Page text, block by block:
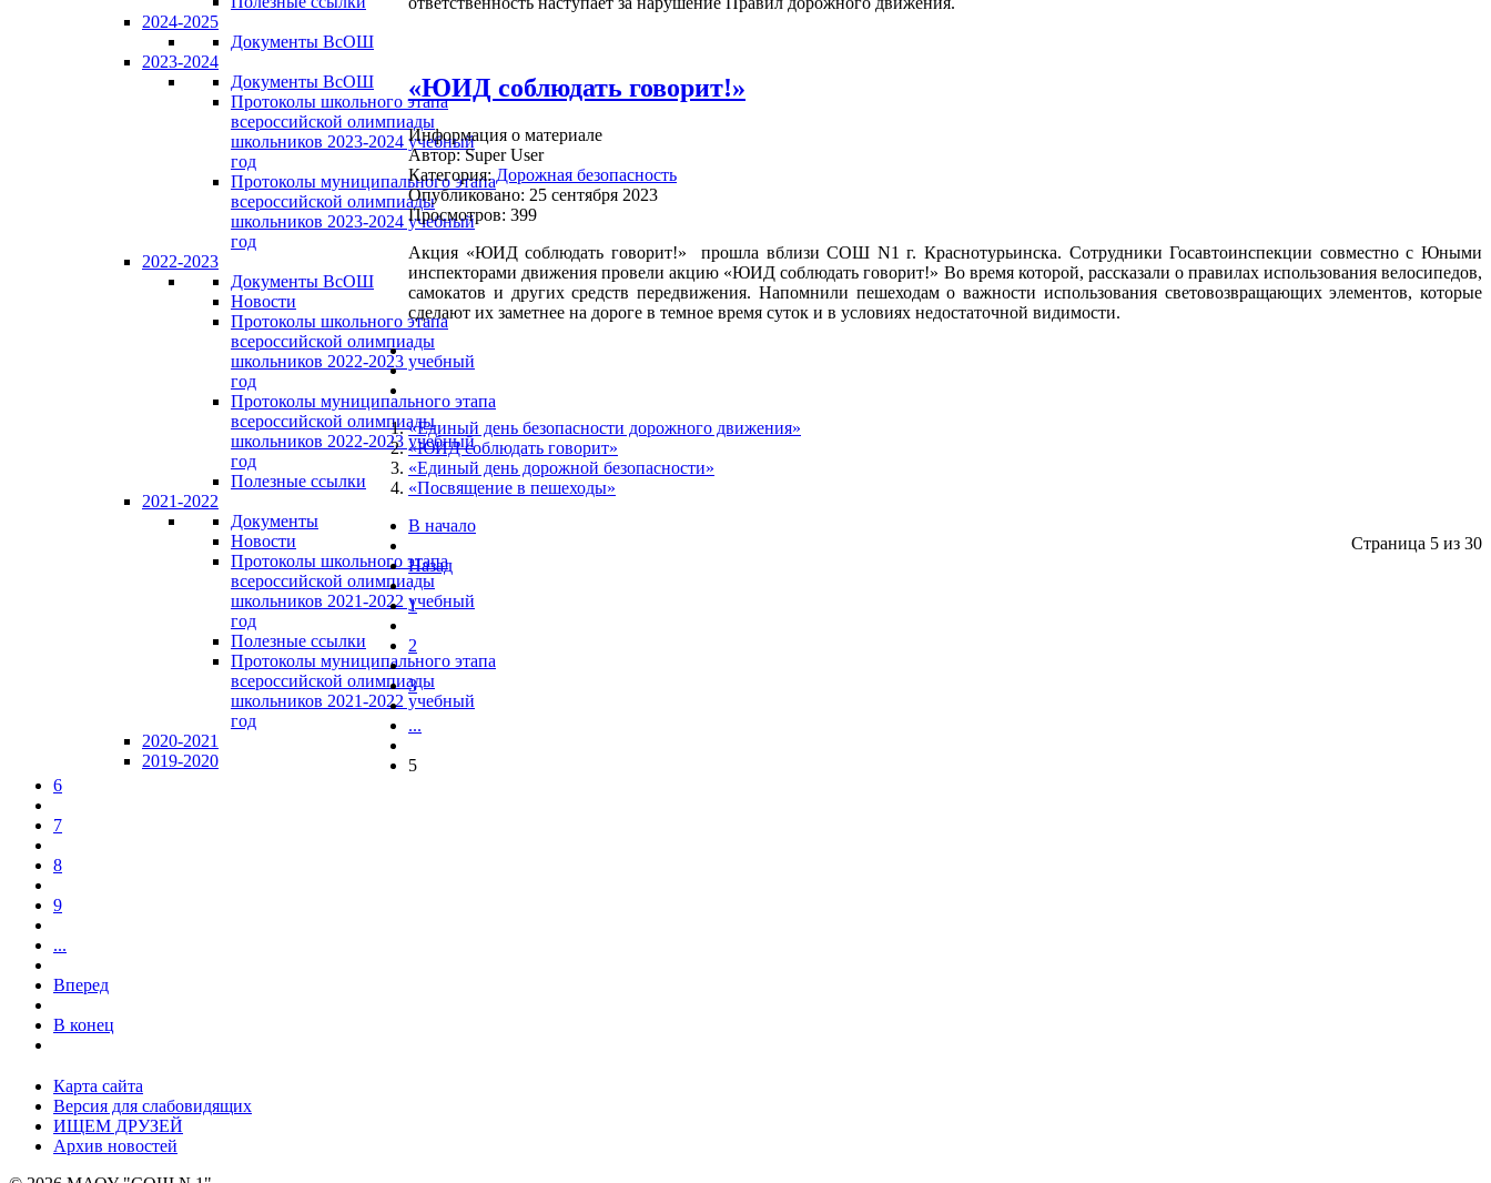
2024-2025
Документы ВсОШ
2023-2024
Документы ВсОШ
Протоколы школьного этапа
всероссийской олимпиады
школьников 2023-2024 учебный
год
Протоколы муниципального этапа
всероссийской олимпиады
школьников 2023-2024 учебный
год
2022-2023
Документы ВсОШ
Новости
Протоколы школьного этапа
всероссийской олимпиады
школьников 2022-2023 учебный
год
Протоколы муниципального этапа
всероссийской олимпиады
школьников 2022-2023 учебный
год
Полезные ссылки
2021-2022
Документы
Новости
Протоколы школьного этапа
всероссийской олимпиады
школьников 2021-2022 учебный
год
Полезные ссылки
Протоколы муниципального этапа
всероссийской олимпиады
школьников 2021-2022 учебный
год
2020-2021
2019-2020
«ЮИД соблюдать говорит!»
Информация о материале
Автор:Super User
Категория:Дорожная безопасность
Опубликовано: 25 сентября 2023
Просмотров: 399
Акция «ЮИД соблюдать говорит!» прошла вблизи СОШ N1 г. Краснотурьинска. Сотрудники Госавтоинспекции совместно с Юными
инспекторами движения провели акцию «ЮИД соблюдать говорит!» Во время которой, рассказали о правилах использования велосипедов,
самокатов и других средств передвижения. Напомнили пешеходам о важности использования световозвращающих элементов, которые
сделают их заметнее на дороге в темное время суток и в условиях недостаточной видимости.
«Единый день безопасности дорожного движения»
«ЮИД соблюдать говорит»
«Единый день дорожной безопасности»
«Посвящение в пешеходы»
Страница 5 из 30
В начало
Назад
1
2
3
...
5
6
7
8
9
...
Вперед
В конец
Карта сайта
Версия для слабовидящих
ИЩЕМ ДРУЗЕЙ
Архив новостей